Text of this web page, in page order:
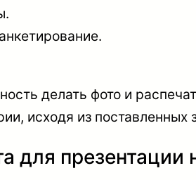
делать фото и
исходя из поставленных
для презентации